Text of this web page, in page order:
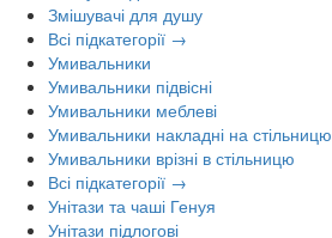
Змішувачі для душу
Всі підкатегорії →
Умивальники
Умивальники підвісні
Умивальники меблеві
Умивальники накладні на стільницю
Умивальники врізні в стільницю
Всі підкатегорії →
Унітази та чаші Генуя
Унітази підлогові